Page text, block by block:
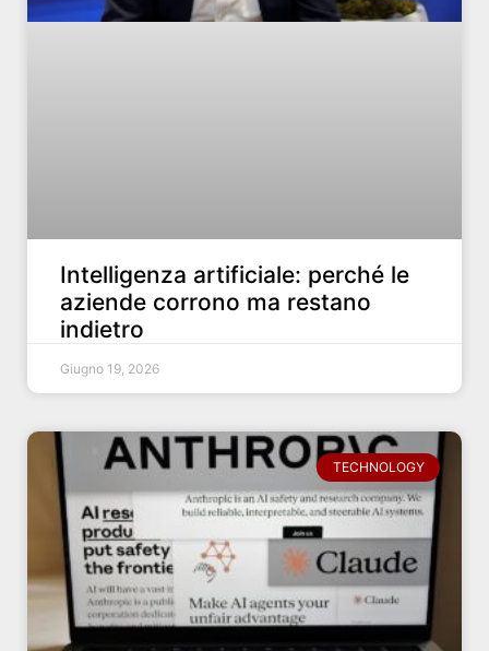
Intelligenza artificiale: perché le
aziende corrono ma restano
indietro
Giugno 19, 2026
TECHNOLOGY